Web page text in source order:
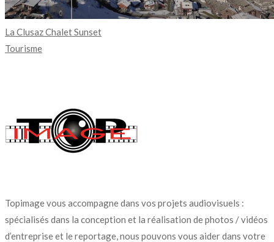
La Clusaz Chalet Sunset
Tourisme
Topimage vous accompagne dans vos projets audiovisuels :
spécialisés dans la conception et la réalisation de photos / vidéos
d’entreprise et le reportage, nous pouvons vous aider dans votre